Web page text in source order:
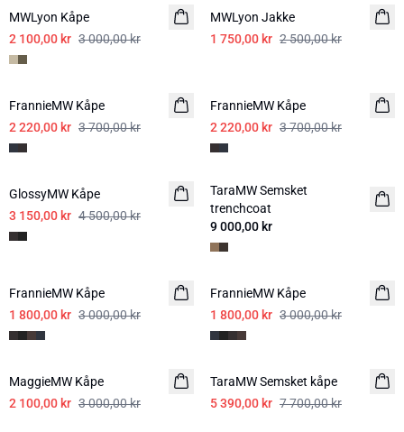
MWLyon Kåpe
2 100,00 kr 3 000,00 kr
MWLyon Jakke
1 750,00 kr 2 500,00 kr
-40%
FrannieMW Kåpe
2 220,00 kr 3 700,00 kr
FrannieMW Kåpe
2 220,00 kr 3 700,00 kr
-30%
GlossyMW Kåpe
3 150,00 kr 4 500,00 kr
NYHED
TaraMW Semsket
trenchcoat
9 000,00 kr
FrannieMW Kåpe
1 800,00 kr 3 000,00 kr
-40%
FrannieMW Kåpe
1 800,00 kr 3 000,00 kr
-30%
MaggieMW Kåpe
2 100,00 kr 3 000,00 kr
-30%
TaraMW Semsket kåpe
5 390,00 kr 7 700,00 kr